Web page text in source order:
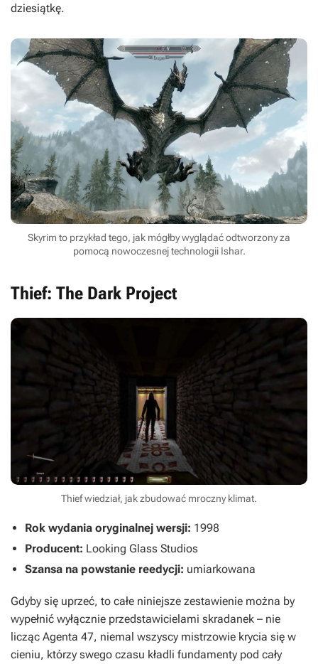
dziesiątkę.
Skyrim to przykład tego, jak mógłby wyglądać odtworzony za
pomocą nowoczesnej technologii Ishar.
Thief: The Dark Project
Thief wiedział, jak zbudować mroczny klimat.
Rok wydania oryginalnej wersji: 1998
Producent: Looking Glass Studios
Szansa na powstanie reedycji: umiarkowana
Gdyby się uprzeć, to całe niniejsze zestawienie można by
wypełnić wyłącznie przedstawicielami skradanek – nie
licząc Agenta 47, niemal wszyscy mistrzowie krycia się w
cieniu, którzy swego czasu kładli fundamenty pod cały